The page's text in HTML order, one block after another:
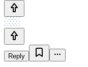
Reply